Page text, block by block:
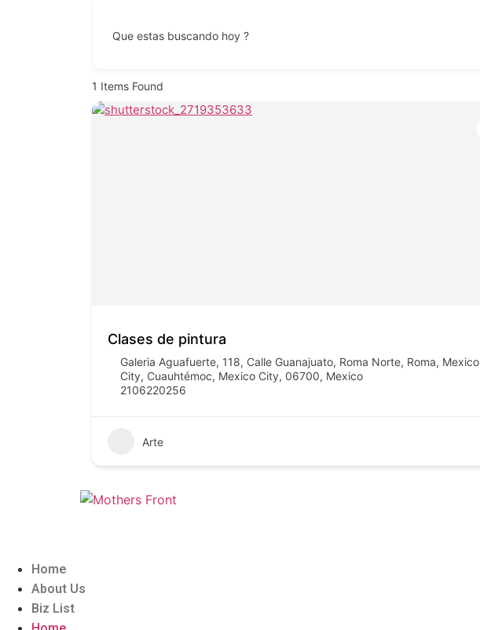
Que estas buscando hoy ?
1 Items Found
Clases de pintura
Galeria Aguafuerte, 118, Calle Guanajuato, Roma Norte, Roma, Mexico
City, Cuauhtémoc, Mexico City, 06700, Mexico
2106220256
Arte
Home
About Us
Biz List